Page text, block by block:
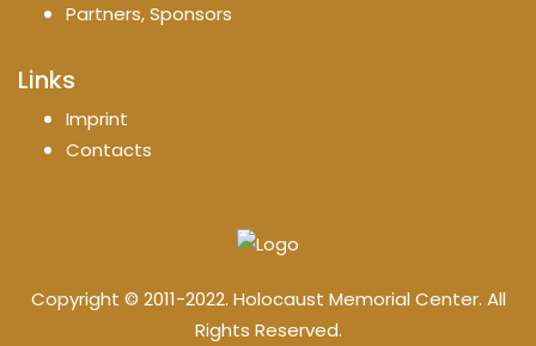
Partners, Sponsors
Links
Imprint
Contacts
Copyright © 2011-2022. Holocaust Memorial Center. All
Rights Reserved.